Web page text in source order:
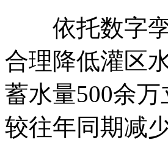
依托数字孪
合理降低灌区
蓄水量500余
较往年同期减